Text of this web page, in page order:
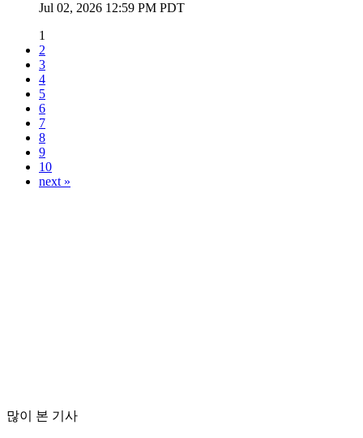
Jul 02, 2026 12:59 PM PDT
1
2
3
4
5
6
7
8
9
10
next »
많이 본 기사